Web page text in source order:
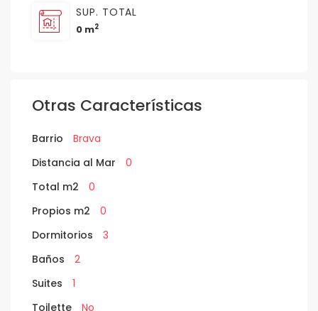
SUP. TOTAL
0 m2
Otras Características
Barrio
Brava
Distancia al Mar
0
Total m2
0
Propios m2
0
Dormitorios
3
Baños
2
Suites
1
Toilette
No